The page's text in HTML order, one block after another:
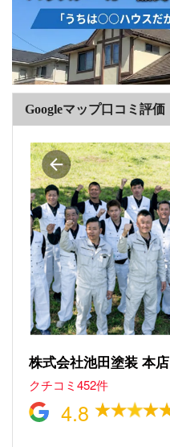
Googleマップ口コミ評価
株式会社池田塗装 本店
クチコミ452件
4.8